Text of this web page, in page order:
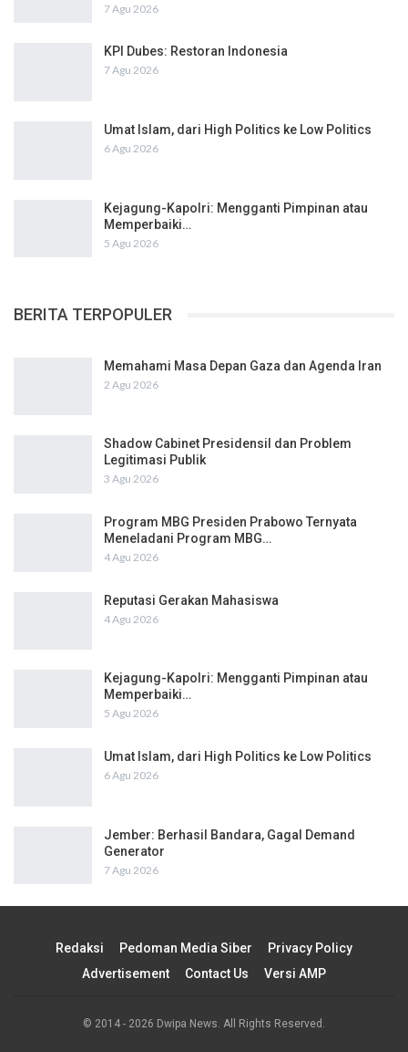
7 Agu 2026
KPI Dubes: Restoran Indonesia
7 Agu 2026
Umat Islam, dari High Politics ke Low Politics
6 Agu 2026
Kejagung-Kapolri: Mengganti Pimpinan atau
Memperbaiki…
5 Agu 2026
BERITA TERPOPULER
Memahami Masa Depan Gaza dan Agenda Iran
2 Agu 2026
Shadow Cabinet Presidensil dan Problem
Legitimasi Publik
3 Agu 2026
Program MBG Presiden Prabowo Ternyata
Meneladani Program MBG…
4 Agu 2026
Reputasi Gerakan Mahasiswa
4 Agu 2026
Kejagung-Kapolri: Mengganti Pimpinan atau
Memperbaiki…
5 Agu 2026
Umat Islam, dari High Politics ke Low Politics
6 Agu 2026
Jember: Berhasil Bandara, Gagal Demand
Generator
7 Agu 2026
Redaksi Pedoman Media Siber
Privacy Policy
Advertisement
Contact Us Versi AMP
© 2014 - 2026 Dwipa News. All Rights Reserved.